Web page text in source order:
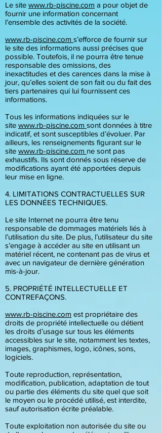
Le site www.rb-piscine.com a pour objet de
fournir une information concernant
l’ensemble des activités de la société.
www.rb-piscine.com s’efforce de fournir sur
le site des informations aussi précises que
possible. Toutefois, il ne pourra être tenue
responsable des omissions, des
inexactitudes et des carences dans la mise à
jour, qu’elles soient de son fait ou du fait des
tiers partenaires qui lui fournissent ces
informations.
Tous les informations indiquées sur le
site www.rb-piscine.com sont données à titre
indicatif, et sont susceptibles d’évoluer. Par
ailleurs, les renseignements figurant sur le
site www.rb-piscine.com ne sont pas
exhaustifs. Ils sont donnés sous réserve de
modifications ayant été apportées depuis
leur mise en ligne.
4. LIMITATIONS CONTRACTUELLES SUR
LES DONNÉES TECHNIQUES.
Le site Internet ne pourra être tenu
responsable de dommages matériels liés à
l’utilisation du site. De plus, l’utilisateur du site
s’engage à accéder au site en utilisant un
matériel récent, ne contenant pas de virus et
avec un navigateur de dernière génération
mis-à-jour.
5. PROPRIÉTÉ INTELLECTUELLE ET
CONTREFAÇONS.
www.rb-piscine.com est propriétaire des
droits de propriété intellectuelle ou détient
les droits d’usage sur tous les éléments
accessibles sur le site, notamment les textes,
images, graphismes, logo, icônes, sons,
logiciels.
Toute reproduction, représentation,
modification, publication, adaptation de tout
ou partie des éléments du site quel que soit
le moyen ou le procédé utilisé, est interdite,
sauf autorisation écrite préalable.
Toute exploitation non autorisée du site ou